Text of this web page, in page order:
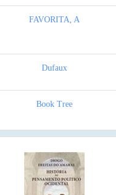
FAVORITA, A
Dufaux
Book Tree